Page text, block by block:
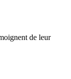
de leur